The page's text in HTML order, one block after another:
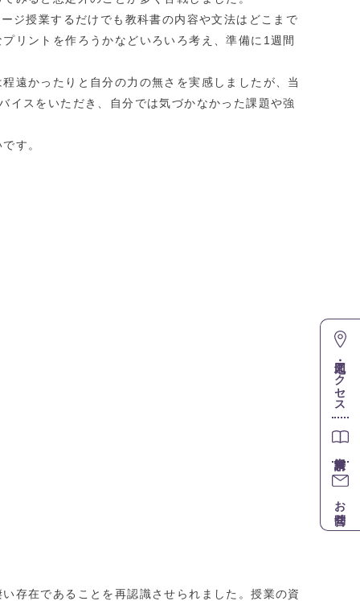
ジ授業するだけでも教科書の内容や文法はどこまで
リントを作ろうかなどいろいろ考え、準備に1週間
遠かったりと 自分の力の無さを実感しましたが、当
イスをいただき、自分では気づかなかった課題や強
す。
存在である ことを再認識させられました。授業の資
地図・アクセス
お問合せ